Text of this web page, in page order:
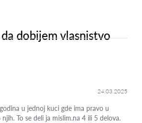
dobijem vlasnistvo
24.03.2025
u jednoj kuci gde ima pravo u
To se deli ja mislim.na 4 ili 5 delova.